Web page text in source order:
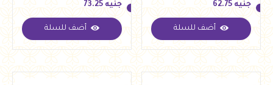
جنيه
جنيه 62.75
أضف للسلة
جنيه
جنيه 73.25
أضف للسلة